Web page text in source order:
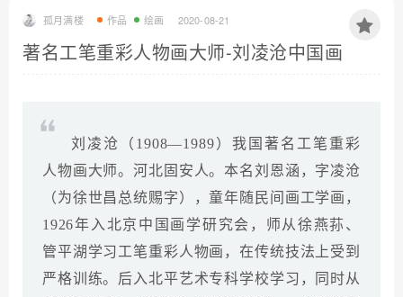
孤月满楼 作品 绘画 2020-08-21
著名工笔重彩人物画大师-刘凌沧中国画
刘凌沧（1908—1989）我国著名工笔重彩
人物画大师。河北固安人。本名刘恩涵，字凌沧
（为徐世昌总统赐字），童年随民间画工学画，
1926年入北京中国画学研究会，师从徐燕荪、
管平湖学习工笔重彩人物画，在传统技法上受到
严格训练。后入北平艺术专科学校学习，同时从